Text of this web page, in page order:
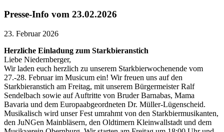
Presse-Info vom 23.02.2026
23. Februar 2026
Herzliche Einladung zum Starkbieranstich
Liebe Niedernberger,
Wir laden euch herzlich zu unserem Starkbierwochenende vom
27.-28. Februar im Musicum ein! Wir freuen uns auf den
Starkbieranstich am Freitag, mit unserem Bürgermeister Ralf
Sendelbach sowie auf Auftritte von Bruder Barnabas, Mama
Bavaria und dem Europaabgeordneten Dr. Müller-Lügenscheid.
Musikalisch wird unser Fest umrahmt von den Starkbiermusikanten,
den JuNGen Mainbläsern, den Oldtimern Kleinwallstadt und dem